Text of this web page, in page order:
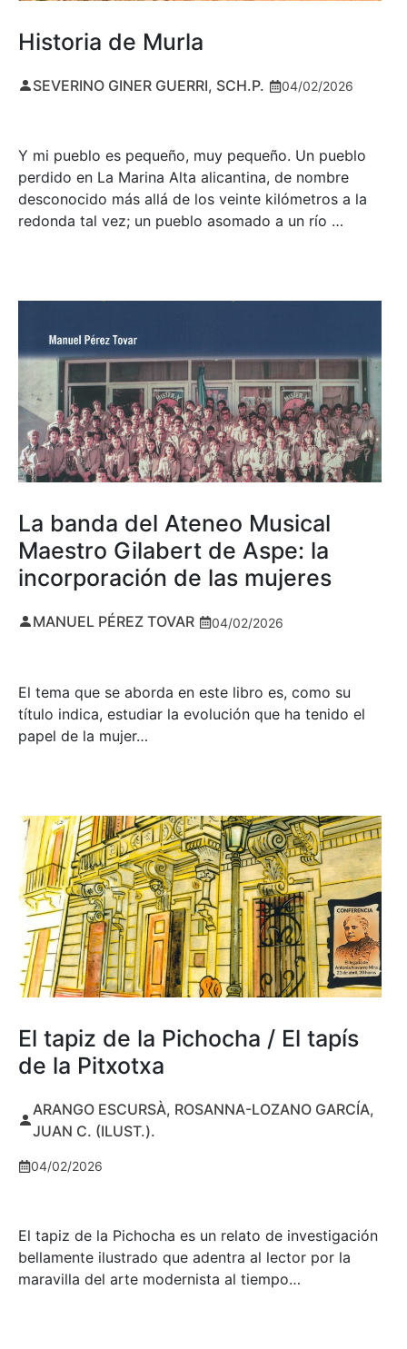
Historia de Murla
SEVERINO GINER GUERRI, SCH.P. 04/02/2026
Y mi pueblo es pequeño, muy pequeño. Un pueblo
perdido en La Marina Alta alicantina, de nombre
desconocido más allá de los veinte kilómetros a la
redonda tal vez; un pueblo asomado a un río …
La banda del Ateneo Musical
Maestro Gilabert de Aspe: la
incorporación de las mujeres
MANUEL PÉREZ TOVAR 04/02/2026
El tema que se aborda en este libro es, como su
título indica, estudiar la evolución que ha tenido el
papel de la mujer…
El tapiz de la Pichocha / El tapís
de la Pitxotxa
ARANGO ESCURSÀ, ROSANNA-LOZANO GARCÍA,
JUAN C. (ILUST.).
04/02/2026
El tapiz de la Pichocha es un relato de investigación
bellamente ilustrado que adentra al lector por la
maravilla del arte modernista al tiempo…